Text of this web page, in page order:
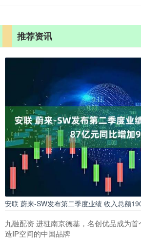
推荐资讯
安联 蔚来-SW发布第二季度业绩 收入总额
九融配资 进驻南京德基，名创优品成为
造IP空间的中国品牌